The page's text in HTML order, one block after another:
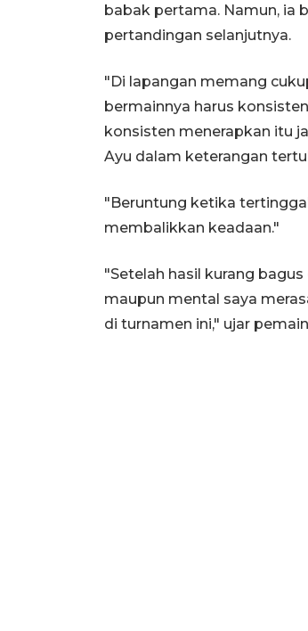
babak pertama. Namun, ia
pertandingan selanjutnya.
"Di lapangan memang
bermainnya harus
konsisten menerapkan itu
Ayu dalam keterangan
"Beruntung ketika
membalikkan keadaan."
"Setelah hasil kurang
maupun mental saya
di turnamen ini," ujar